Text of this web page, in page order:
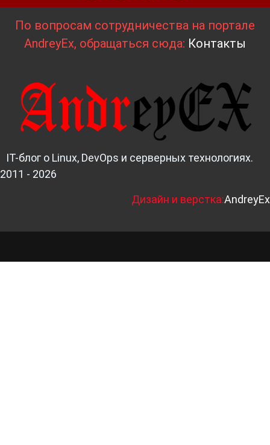
По вопросам сотрудничества на портале
AndreyEx, обращаться сюда: Контакты
IT-блог о Linux, DevOps и серверных технологиях.
2011 - 2026
Дизайн и верстка:AndreyEx